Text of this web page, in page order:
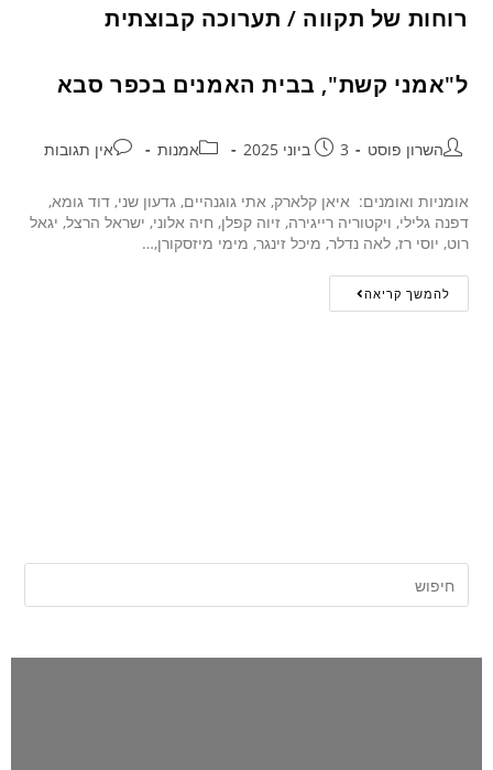
רוחות של תקווה / תערוכה קבוצתית
ל"אמני קשת", בבית האמנים בכפר סבא
השרון פוסט 3 ביוני 2025 אמנות אין תגובות
אומניות ואומנים: איאן קלארק, אתי גוגנהיים, גדעון שני, דוד גומא,
דפנה גלילי, ויקטוריה רייגירה, זיוה קפלן, חיה אלוני, ישראל הרצל, יגאל
רוט, יוסי רז, לאה נדלר, מיכל זינגר, מימי מיזסקורן,…
להמשך קריאה